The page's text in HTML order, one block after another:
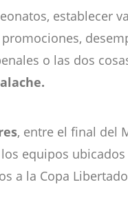
establecer
o las dos
, entre el final del
equipos
a la Copa